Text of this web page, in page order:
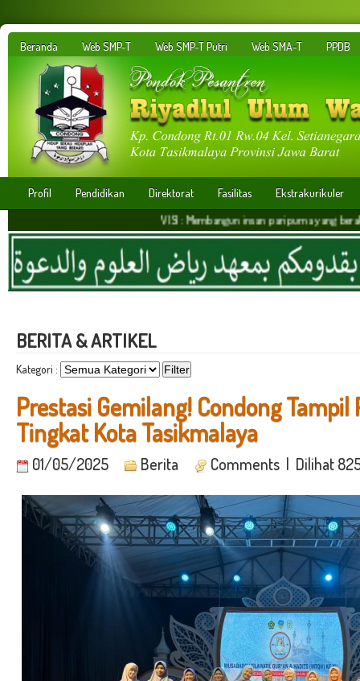
Beranda Web SMP-T Web SMP-T Putri Web SMA-T PPDB
Profil Pendidikan Direktorat Fasilitas
Ekstrakurikuler
VISI : Membangun insan paripurna yang
BERITA & ARTIKEL
Kategori :
Prestasi Gemilang! Condong Tampil
Tingkat Kota Tasikmalaya
01/05/2025 Berita Comments | Dilihat